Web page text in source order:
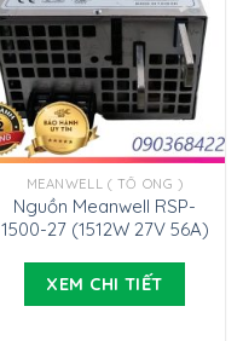
MEANWELL ( TỔ ONG )
Nguồn Meanwell RSP-
1500-27 (1512W 27V 56A)
XEM CHI TIẾT